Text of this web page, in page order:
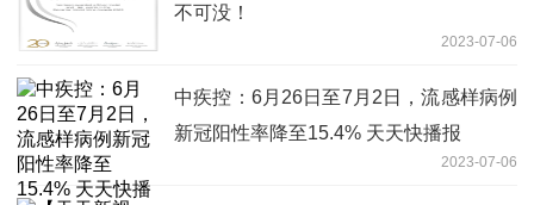
不可没！
2023-07-06
中疾控：6月26日至7月2日，流感样病例
新冠阳性率降至15.4% 天天快播报
2023-07-06